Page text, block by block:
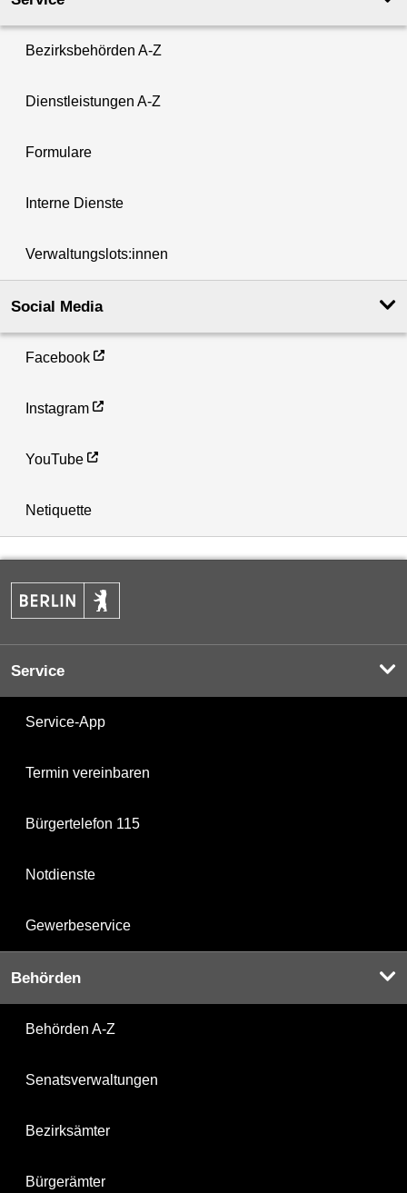
Bezirksbehörden A-Z
Dienstleistungen A-Z
Formulare
Interne Dienste
Verwaltungslots:innen
Social Media
Facebook
Instagram
YouTube
Netiquette
Service
Service-App
Termin vereinbaren
Bürgertelefon 115
Notdienste
Gewerbeservice
Behörden
Behörden A-Z
Senatsverwaltungen
Bezirksämter
Bürgerämter